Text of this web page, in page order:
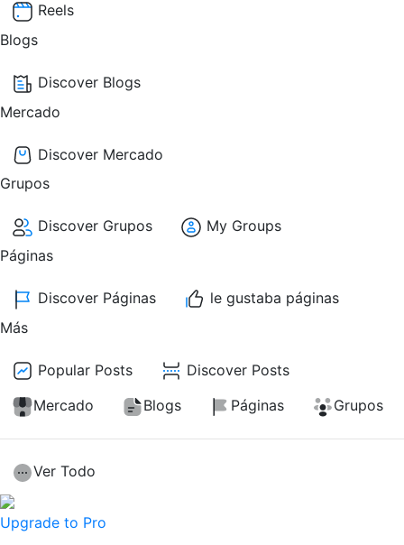
Reels
Blogs
Discover Blogs
Mercado
Discover Mercado
Grupos
Discover Grupos
My Groups
Páginas
Discover Páginas
le gustaba páginas
Más
Popular Posts
Discover Posts
Mercado
Blogs Páginas Grupos
Ver Todo
Upgrade to Pro